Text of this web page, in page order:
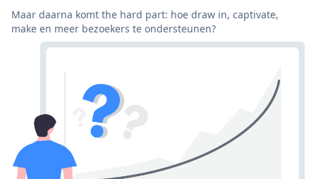
Maar daarna komt the hard part: hoe draw in, captivate,
make en meer bezoekers te ondersteunen?